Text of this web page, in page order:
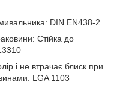
DIN EN438-2
Стійка до
і не втрачає блиск при
LGA 1103